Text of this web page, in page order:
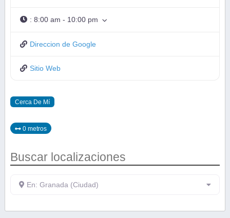
:8:00 am - 10:00 pm
Direccion de Google
Sitio Web
Cerca De Mí
0 metros
Buscar localizaciones
En: Granada (Ciudad)